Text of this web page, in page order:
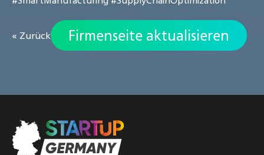
« Zurück Firmenseite aktualisieren